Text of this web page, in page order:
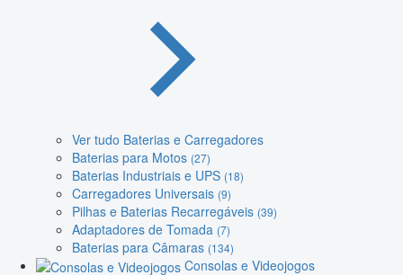
Ver tudo Baterias e Carregadores
Baterias para Motos (27)
Baterias Industriais e UPS (18)
Carregadores Universais (9)
Pilhas e Baterias Recarregáveis (39)
Adaptadores de Tomada (7)
Baterias para Câmaras (134)
Consolas e Videojogos